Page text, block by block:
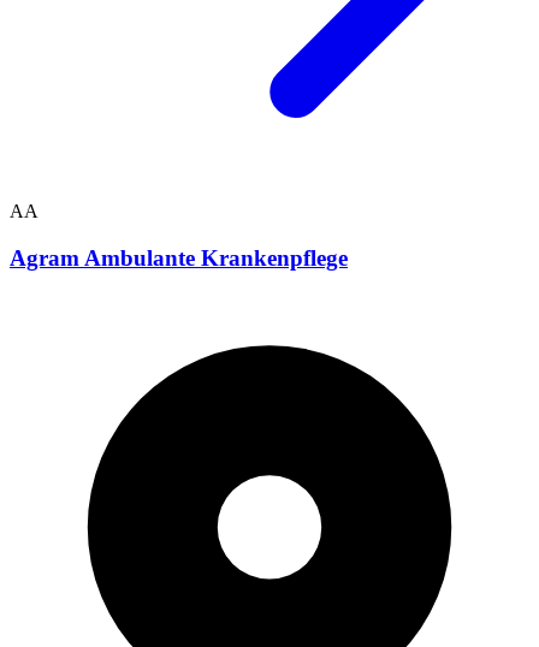
AA
Agram Ambulante Krankenpflege